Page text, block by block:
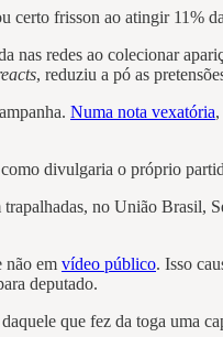
certo frisson ao atingir 11%
nas redes ao colecionar
, reduziu a pó as
Numa nota vexatória
divulgaria o próprio
no União Brasil,
não em vídeo público. Isso
deputado.
que fez da toga uma